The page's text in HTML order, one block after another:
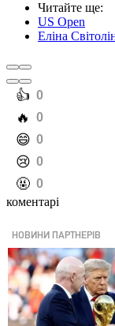
Читайте ще:
US Open
Еліна
️👍 0
️🔥 0
️😄 0
️😢 0
️🤬 0
коментарі